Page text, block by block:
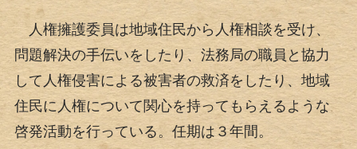
人権擁護委員は地域住民から人権相談を受け、
問題解決の手伝いをしたり、法務局の職員と協力
して人権侵害による被害者の救済をしたり、地域
住民に人権について関心を持ってもらえるような
啓発活動を行っている。任期は３年間。